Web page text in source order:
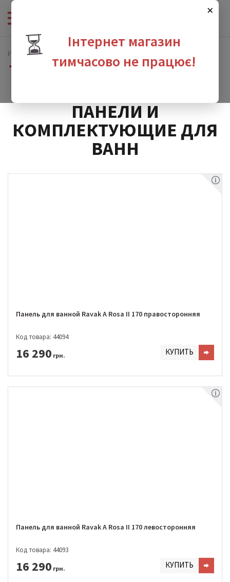
×
⏳
Інтернет магазин
тимчасово не працює!
Интернет-магазин сантехники
Панели и комплектующие для ванн
ПАНЕЛИ И
КОМПЛЕКТУЮЩИЕ ДЛЯ
ВАНН
Панель для ванной Ravak A Rosa II 170 правосторонняя
Код товара: 44094
16 290 грн. КУПИТЬ
Панель для ванной Ravak A Rosa II 170 левосторонняя
Код товара: 44093
16 290 грн. КУПИТЬ